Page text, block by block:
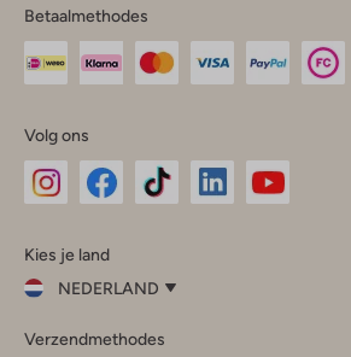
Betaalmethodes
Volg ons
InstagramFacebook
Kies je land
NEDERLAND
je
Verzendmethodes